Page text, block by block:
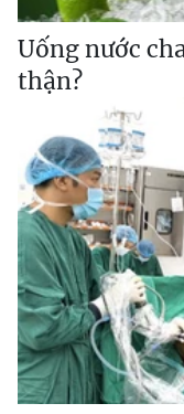
Uống nước
thận?